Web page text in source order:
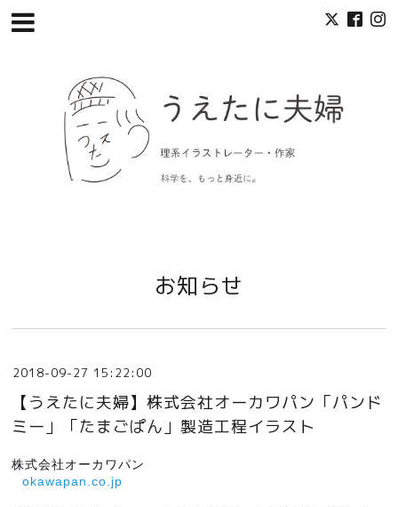
お知らせ
2018-09-27 15:22:00
【うえたに夫婦】株式会社オーカワパン「パンド
ミー」「たまごぱん」製造工程イラスト
株式会社オーカワパン
okawapan.co.jp